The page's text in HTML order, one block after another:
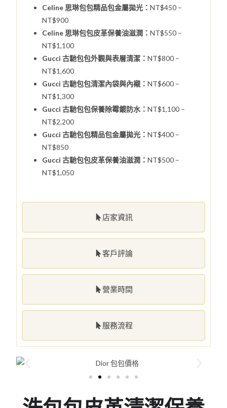
店家資訊
客戶評論
營業時間
服務流程
Celine 思琳包包精品包金屬拋光：NT$450 –
NT$900
Celine 思琳包包皮革保養油滋潤：NT$550 –
NT$1,100
Gucci 古馳包包外觀與表層清潔：NT$800 –
NT$1,600
Gucci 古馳包包清潔內袋與內襯：NT$600 –
NT$1,300
Gucci 古馳包包保養除霉鍍防水：NT$1,100 –
NT$2,200
Gucci 古馳包包精品包金屬拋光：NT$400 –
NT$850
Gucci 古馳包包皮革保養油滋潤：NT$500 –
NT$1,050